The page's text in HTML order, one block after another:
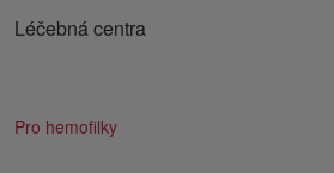
Léčebná centra
Pro hemofilky